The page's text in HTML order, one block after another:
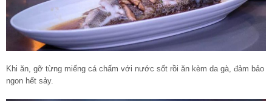
Khi ăn, gỡ từng miếng cá chấm với nước sốt rồi ăn kèm da gà, đảm bảo
ngon hết sảy.